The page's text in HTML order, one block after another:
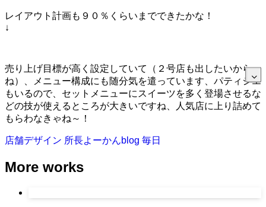
レイアウト計画も９０％くらいまでできたかな！
↓
売り上げ目標が高く設定していて（２号店も出したいから
ね）、メニュー構成にも随分気を遣っています、パティシエ
もいるので、セットメニューにスイーツを多く登場させるな
どの技が使えるところが大きいですね、人気店に上り詰めて
もらわなきゃね～！
店舗デザイン 所長よーかんblog 毎日
More works